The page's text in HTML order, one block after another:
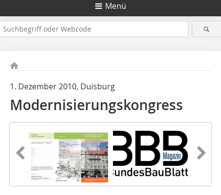
Menü
1. Dezember 2010, Duisburg
Modernisierungskongress